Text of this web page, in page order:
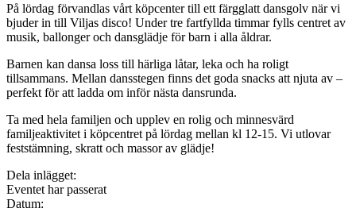
På lördag förvandlas vårt köpcenter till ett färgglatt dansgolv när vi
bjuder in till Viljas disco! Under tre fartfyllda timmar fylls centret av
musik, ballonger och dansglädje för barn i alla åldrar.
Barnen kan dansa loss till härliga låtar, leka och ha roligt
tillsammans. Mellan dansstegen finns det goda snacks att njuta av –
perfekt för att ladda om inför nästa dansrunda.
Ta med hela familjen och upplev en rolig och minnesvärd
familjeaktivitet i köpcentret på lördag mellan kl 12-15. Vi utlovar
feststämning, skratt och massor av glädje!
Dela inlägget:
Eventet har passerat
Datum: